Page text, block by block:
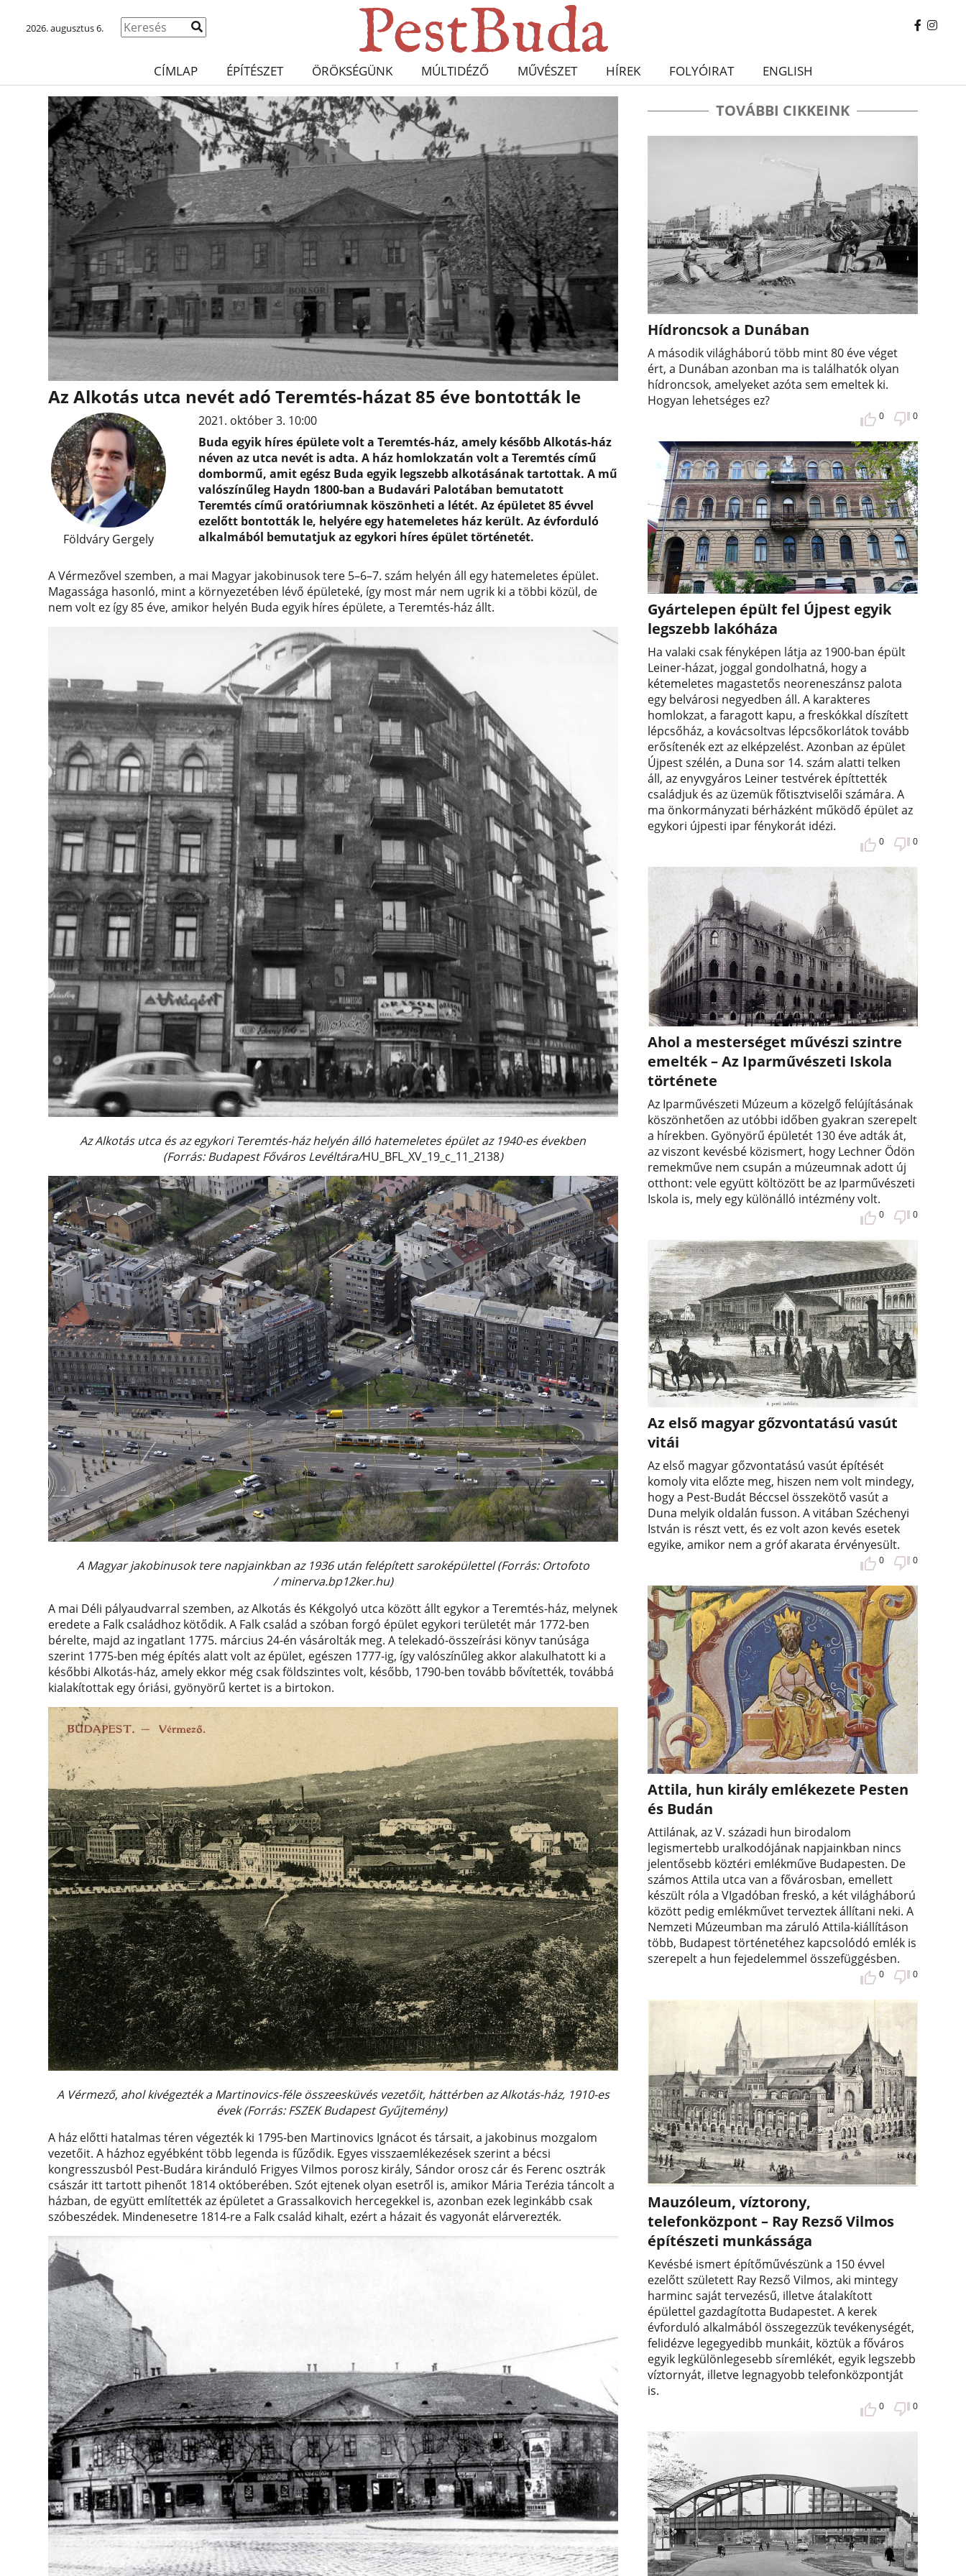
2026. augusztus 6.
CÍMLAP ÉPÍTÉSZET ÖRÖKSÉGÜNK MÚLTIDÉZŐ MŰVÉSZET HÍREK FOLYÓIRAT ENGLISH
Az Alkotás utca nevét adó Teremtés-házat 85 éve bontották le
Földváry Gergely
2021. október 3. 10:00
Buda egyik híres épülete volt a Teremtés-ház, amely később Alkotás-ház
néven az utca nevét is adta. A ház homlokzatán volt a Teremtés című
dombormű, amit egész Buda egyik legszebb alkotásának tartottak. A mű
valószínűleg Haydn 1800-ban a Budavári Palotában bemutatott
Teremtés című oratóriumnak köszönheti a létét. Az épületet 85 évvel
ezelőtt bontották le, helyére egy hatemeletes ház került. Az évforduló
alkalmából bemutatjuk az egykori híres épület történetét.
A Vérmezővel szemben, a mai Magyar jakobinusok tere 5–6–7. szám helyén áll egy hatemeletes épület.
Magassága hasonló, mint a környezetében lévő épületeké, így most már nem ugrik ki a többi közül, de
nem volt ez így 85 éve, amikor helyén Buda egyik híres épülete, a Teremtés-ház állt.
Az Alkotás utca és az egykori Teremtés-ház helyén álló hatemeletes épület az 1940-es években
(Forrás: Budapest Főváros Levéltára/HU_BFL_XV_19_c_11_2138)
A Magyar jakobinusok tere napjainkban az 1936 után felépített saroképülettel (Forrás: Ortofoto
/ minerva.bp12ker.hu)
A mai Déli pályaudvarral szemben, az Alkotás és Kékgolyó utca között állt egykor a Teremtés-ház, melynek
eredete a Falk családhoz kötődik. A Falk család a szóban forgó épület egykori területét már 1772-ben
bérelte, majd az ingatlant 1775. március 24-én vásárolták meg. A telekadó-összeírási könyv tanúsága
szerint 1775-ben még építés alatt volt az épület, egészen 1777-ig, így valószínűleg akkor alakulhatott ki a
későbbi Alkotás-ház, amely ekkor még csak földszintes volt, később, 1790-ben tovább bővítették, továbbá
kialakítottak egy óriási, gyönyörű kertet is a birtokon.
A Vérmező, ahol kivégezték a Martinovics-féle összeesküvés vezetőit, háttérben az Alkotás-ház, 1910-es
évek (Forrás: FSZEK Budapest Gyűjtemény)
A ház előtti hatalmas téren végezték ki 1795-ben Martinovics Ignácot és társait, a jakobinus mozgalom
vezetőit. A házhoz egyébként több legenda is fűződik. Egyes visszaemlékezések szerint a bécsi
kongresszusból Pest-Budára kiránduló Frigyes Vilmos porosz király, Sándor orosz cár és Ferenc osztrák
császár itt tartott pihenőt 1814 októberében. Szót ejtenek olyan esetről is, amikor Mária Terézia táncolt a
házban, de együtt említették az épületet a Grassalkovich hercegekkel is, azonban ezek leginkább csak
szóbeszédek. Mindenesetre 1814-re a Falk család kihalt, ezért a házait és vagyonát elárverezték.
TOVÁBBI CIKKEINK
Hídroncsok a Dunában
A második világháború több mint 80 éve véget
ért, a Dunában azonban ma is találhatók olyan
hídroncsok, amelyeket azóta sem emeltek ki.
Hogyan lehetséges ez?
0 0
Gyártelepen épült fel Újpest egyik
legszebb lakóháza
Ha valaki csak fényképen látja az 1900-ban épült
Leiner-házat, joggal gondolhatná, hogy a
kétemeletes magastetős neoreneszánsz palota
egy belvárosi negyedben áll. A karakteres
homlokzat, a faragott kapu, a freskókkal díszített
lépcsőház, a kovácsoltvas lépcsőkorlátok tovább
erősítenék ezt az elképzelést. Azonban az épület
Újpest szélén, a Duna sor 14. szám alatti telken
áll, az enyvgyáros Leiner testvérek építtették
családjuk és az üzemük főtisztviselői számára. A
ma önkormányzati bérházként működő épület az
egykori újpesti ipar fénykorát idézi.
0 0
Ahol a mesterséget művészi szintre
emelték – Az Iparművészeti Iskola
története
Az Iparművészeti Múzeum a közelgő felújításának
köszönhetően az utóbbi időben gyakran szerepelt
a hírekben. Gyönyörű épületét 130 éve adták át,
az viszont kevésbé közismert, hogy Lechner Ödön
remekműve nem csupán a múzeumnak adott új
otthont: vele együtt költözött be az Iparművészeti
Iskola is, mely egy különálló intézmény volt.
0 0
Az első magyar gőzvontatású vasút
vitái
Az első magyar gőzvontatású vasút építését
komoly vita előzte meg, hiszen nem volt mindegy,
hogy a Pest-Budát Béccsel összekötő vasút a
Duna melyik oldalán fusson. A vitában Széchenyi
István is részt vett, és ez volt azon kevés esetek
egyike, amikor nem a gróf akarata érvényesült.
0 0
Attila, hun király emlékezete Pesten
és Budán
Attilának, az V. századi hun birodalom
legismertebb uralkodójának napjainkban nincs
jelentősebb köztéri emlékműve Budapesten. De
számos Attila utca van a fővárosban, emellett
készült róla a VIgadóban freskó, a két világháború
között pedig emlékművet terveztek állítani neki. A
Nemzeti Múzeumban ma záruló Attila-kiállításon
több, Budapest történetéhez kapcsolódó emlék is
szerepelt a hun fejedelemmel összefüggésben.
0 0
Mauzóleum, víztorony,
telefonközpont – Ray Rezső Vilmos
építészeti munkássága
Kevésbé ismert építőművészünk a 150 évvel
ezelőtt született Ray Rezső Vilmos, aki mintegy
harminc saját tervezésű, illetve átalakított
épülettel gazdagította Budapestet. A kerek
évforduló alkalmából összegezzük tevékenységét,
felidézve legegyedibb munkáit, köztük a főváros
egyik legkülönlegesebb síremlékét, egyik legszebb
víztornyát, illetve legnagyobb telefonközpontját
is.
0 0